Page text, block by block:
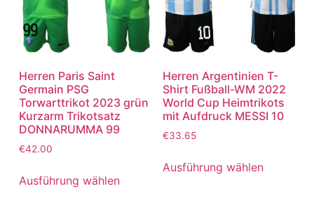
Herren Paris Saint
Germain PSG
Torwarttrikot 2023 grün
Kurzarm Trikotsatz
DONNARUMMA 99
€42.00
Ausführung wählen
Herren Argentinien T-
Shirt Fußball-WM 2022
World Cup Heimtrikots
mit Aufdruck MESSI 10
€33.65
Ausführung wählen